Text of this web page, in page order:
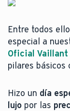
Entre todos
especial a
Oficial Vaillant
pilares básicos
Hizo un día
lujo por las